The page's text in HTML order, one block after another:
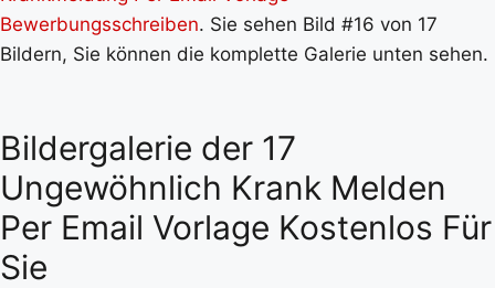
Bewerbungsschreiben. Sie sehen Bild #16 von 17
Bildern, Sie können die komplette Galerie unten sehen.
Bildergalerie der 17
Ungewöhnlich Krank Melden
Per Email Vorlage Kostenlos Für
Sie